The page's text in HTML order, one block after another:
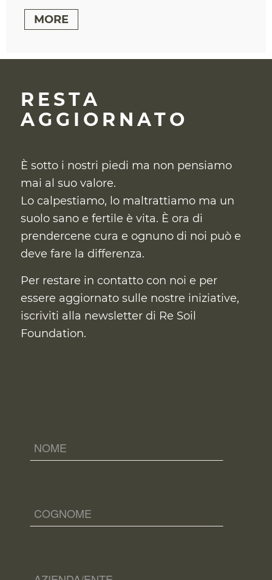
MORE
RESTA
AGGIORNATO
È sotto i nostri piedi ma non pensiamo
mai al suo valore.
Lo calpestiamo, lo maltrattiamo ma un
suolo sano e fertile è vita. È ora di
prendercene cura e ognuno di noi può e
deve fare la differenza.
Per restare in contatto con noi e per
essere aggiornato sulle nostre iniziative,
iscriviti alla newsletter di Re Soil
Foundation.